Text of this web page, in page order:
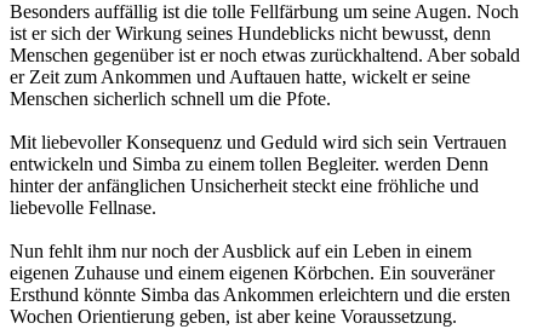
Besonders auffällig ist die tolle Fellfärbung um seine Augen. Noch
ist er sich der Wirkung seines Hundeblicks nicht bewusst, denn
Menschen gegenüber ist er noch etwas zurückhaltend. Aber sobald
er Zeit zum Ankommen und Auftauen hatte, wickelt er seine
Menschen sicherlich schnell um die Pfote.
Mit liebevoller Konsequenz und Geduld wird sich sein Vertrauen
entwickeln und Simba zu einem tollen Begleiter. werden Denn
hinter der anfänglichen Unsicherheit steckt eine fröhliche und
liebevolle Fellnase.
Nun fehlt ihm nur noch der Ausblick auf ein Leben in einem
eigenen Zuhause und einem eigenen Körbchen. Ein souveräner
Ersthund könnte Simba das Ankommen erleichtern und die ersten
Wochen Orientierung geben, ist aber keine Voraussetzung.